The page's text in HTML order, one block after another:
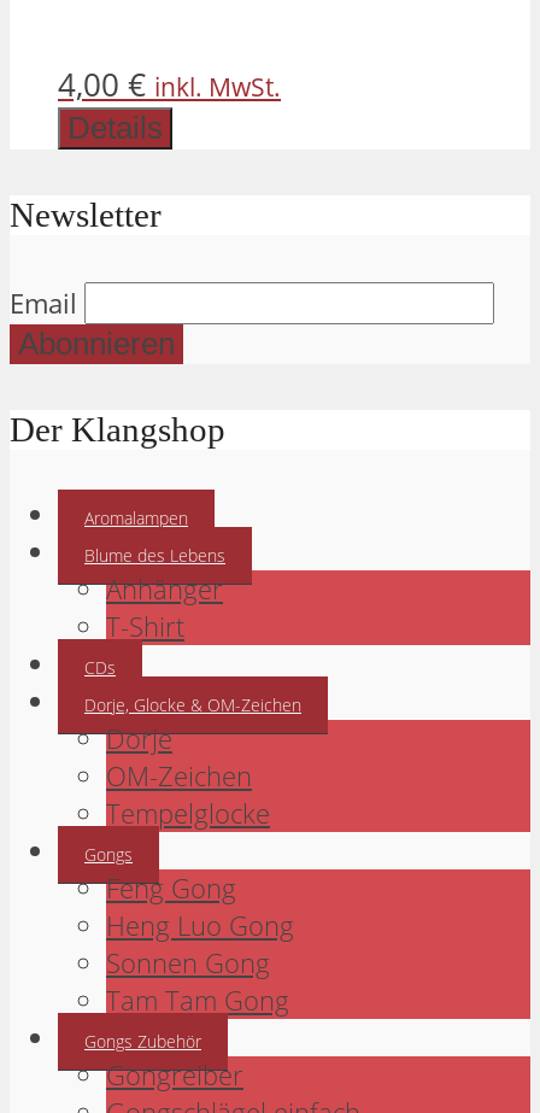
4,00 € inkl. MwSt.
Details
Newsletter
Email
Der Klangshop
Aromalampen
Blume des Lebens
Anhänger
T-Shirt
CDs
Dorje, Glocke & OM-Zeichen
Dorje
OM-Zeichen
Tempelglocke
Gongs
Feng Gong
Heng Luo Gong
Sonnen Gong
Tam Tam Gong
Gongs Zubehör
Gongreiber